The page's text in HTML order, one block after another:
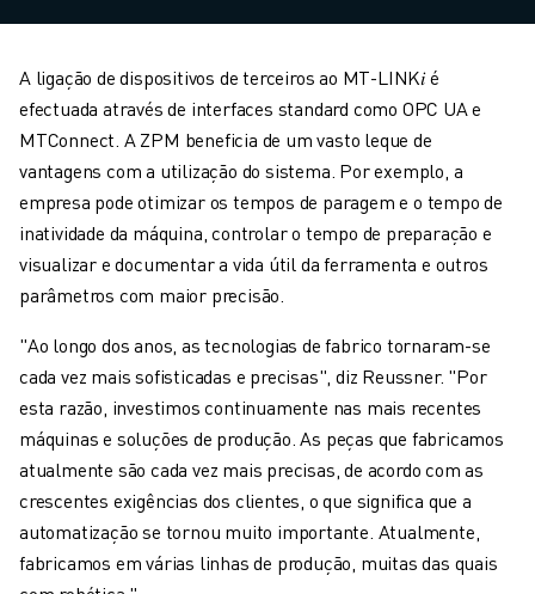
A ligação de dispositivos de terceiros ao MT-LINK𝑖 é
efectuada através de interfaces standard como OPC UA e
MTConnect. A ZPM beneficia de um vasto leque de
vantagens com a utilização do sistema. Por exemplo, a
empresa pode otimizar os tempos de paragem e o tempo de
inatividade da máquina, controlar o tempo de preparação e
visualizar e documentar a vida útil da ferramenta e outros
parâmetros com maior precisão.
"Ao longo dos anos, as tecnologias de fabrico tornaram-se
cada vez mais sofisticadas e precisas", diz Reussner. "Por
esta razão, investimos continuamente nas mais recentes
máquinas e soluções de produção. As peças que fabricamos
atualmente são cada vez mais precisas, de acordo com as
crescentes exigências dos clientes, o que significa que a
automatização se tornou muito importante. Atualmente,
fabricamos em várias linhas de produção, muitas das quais